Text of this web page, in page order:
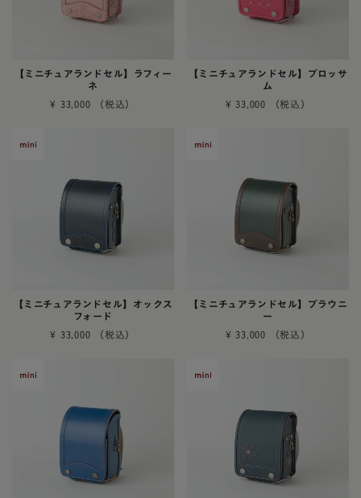
【ミニチュアランドセル】ラフィー
ネ
¥
33,000
【ミニチュアランドセル】ブロッサ
ム
¥ 33,000
【ミニチュアランドセル】オックス
フォード
¥
33,000
【ミニチュアランドセル】ブラウニ
ー
¥ 33,000